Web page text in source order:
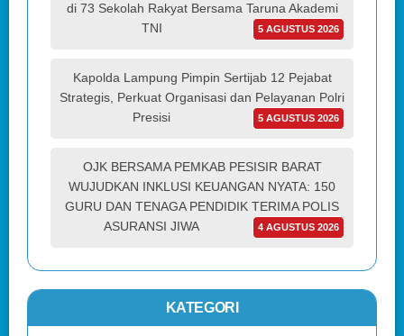
di 73 Sekolah Rakyat Bersama Taruna Akademi
TNI
5 AGUSTUS 2026
Kapolda Lampung Pimpin Sertijab 12 Pejabat
Strategis, Perkuat Organisasi dan Pelayanan Polri
Presisi
5 AGUSTUS 2026
OJK BERSAMA PEMKAB PESISIR BARAT
WUJUDKAN INKLUSI KEUANGAN NYATA: 150
GURU DAN TENAGA PENDIDIK TERIMA POLIS
ASURANSI JIWA
4 AGUSTUS 2026
KATEGORI